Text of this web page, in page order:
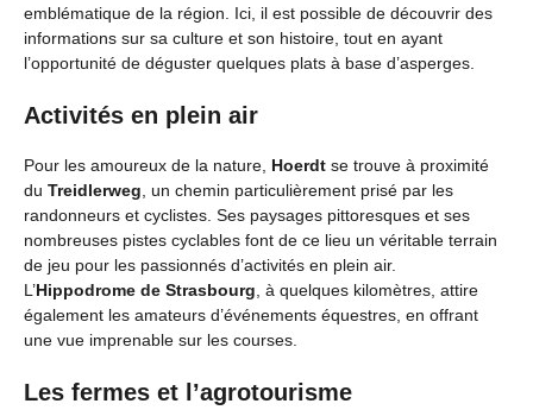
emblématique de la région. Ici, il est possible de découvrir des
informations sur sa culture et son histoire, tout en ayant
l’opportunité de déguster quelques plats à base d’asperges.
Activités en plein air
Pour les amoureux de la nature, Hoerdt se trouve à proximité
du Treidlerweg, un chemin particulièrement prisé par les
randonneurs et cyclistes. Ses paysages pittoresques et ses
nombreuses pistes cyclables font de ce lieu un véritable terrain
de jeu pour les passionnés d’activités en plein air.
L’Hippodrome de Strasbourg, à quelques kilomètres, attire
également les amateurs d’événements équestres, en offrant
une vue imprenable sur les courses.
Les fermes et l’agrotourisme